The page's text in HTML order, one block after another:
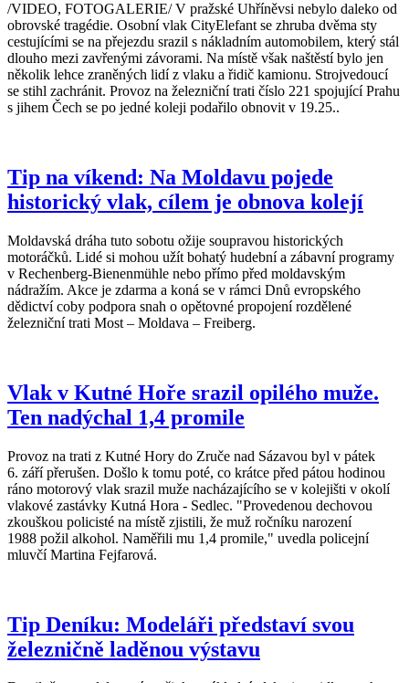
/VIDEO, FOTOGALERIE/ V pražské Uhříněvsi nebylo daleko od
obrovské tragédie. Osobní vlak CityElefant se zhruba dvěma sty
cestujícími se na přejezdu srazil s nákladním automobilem, který stál
dlouho mezi zavřenými závorami. Na místě však naštěstí bylo jen
několik lehce zraněných lidí z vlaku a řidič kamionu. Strojvedoucí
se stihl zachránit. Provoz na železniční trati číslo 221 spojující Prahu
s jihem Čech se po jedné koleji podařilo obnovit v 19.25..
Tip na víkend: Na Moldavu pojede
historický vlak, cílem je obnova kolejí
Moldavská dráha tuto sobotu ožije soupravou historických
motoráčků. Lidé si mohou užít bohatý hudební a zábavní programy
v Rechenberg-Bienenmühle nebo přímo před moldavským
nádražím. Akce je zdarma a koná se v rámci Dnů evropského
dědictví coby podpora snah o opětovné propojení rozdělené
železniční trati Most – Moldava – Freiberg.
Vlak v Kutné Hoře srazil opilého muže.
Ten nadýchal 1,4 promile
Provoz na trati z Kutné Hory do Zruče nad Sázavou byl v pátek
6. září přerušen. Došlo k tomu poté, co krátce před pátou hodinou
ráno motorový vlak srazil muže nacházajícího se v kolejišti v okolí
vlakové zastávky Kutná Hora - Sedlec. "Provedenou dechovou
zkouškou policisté na místě zjistili, že muž ročníku narození
1988 požil alkohol. Naměřili mu 1,4 promile," uvedla policejní
mluvčí Martina Fejfarová.
Tip Deníku: Modeláři představí svou
železničně laděnou výstavu